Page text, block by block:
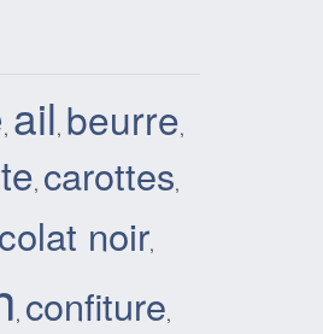
, ail, beurre,
, carottes,
noir,
, confiture,